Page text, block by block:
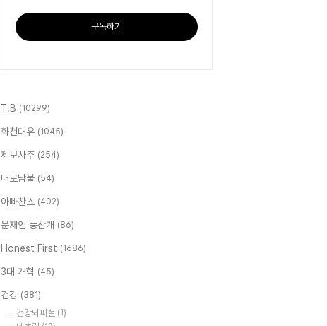
구독하기
T.B (10299)
화천대유 (1045)
제보사주 (254)
내로남불 (54)
아빠찬스 (402)
문재인 풍산개 (86)
Honest First (1686)
3대 개혁 (45)
건강 (381)
건강뇌피셜 (1)